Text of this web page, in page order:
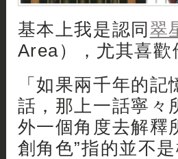
基本上我是認同 翠
Area），尤其喜歡
「如果兩千年的
話，那上一話寧々
外一個角度去解釋
創角色”指的並不